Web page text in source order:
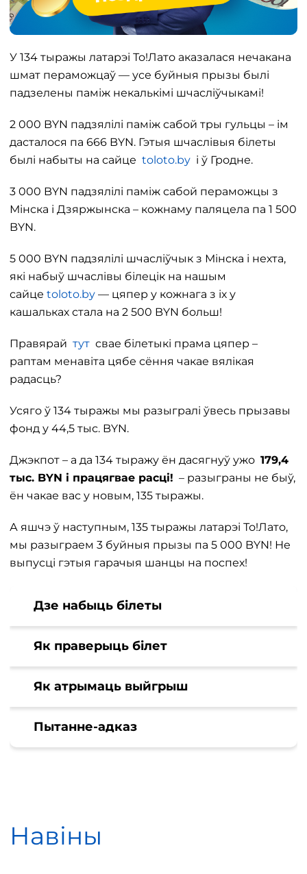
У 134 тыражы латарэі То!Лато аказалася нечакана
шмат пераможцаў — усе буйныя прызы былі
падзелены паміж некалькімі шчасліўчыкамі!
2 000 BYN падзялілі паміж сабой тры гульцы – ім
дасталося па 666 BYN. Гэтыя шчаслівыя білеты
былі набыты на сайце toloto.by і ў Гродне.
3 000 BYN падзялілі паміж сабой пераможцы з
Мінска і Дзяржынска – кожнаму паляцела па 1 500
BYN.
5 000 BYN падзялілі шчасліўчык з Мінска і нехта,
які набыў шчаслівы білецік на нашым
сайце toloto.by — цяпер у кожнага з іх у
кашальках стала на 2 500 BYN больш!
Правярай тут свае білетыкі прама цяпер –
раптам менавіта цябе сёння чакае вялікая
радасць?
Усяго ў 134 тыражы мы разыгралі ўвесь прызавы
фонд у 44,5 тыс. BYN.
Джэкпот – а да 134 тыражу ён дасягнуў ужо 179,4
тыс. BYN і працягвае расці! – разыграны не быў,
ён чакае вас у новым, 135 тыражы.
А яшчэ ў наступным, 135 тыражы латарэі То!Лато,
мы разыграем 3 буйныя прызы па 5 000 BYN! Не
выпусці гэтыя гарачыя шанцы на поспех!
Дзе набыць білеты
Як праверыць білет
Як атрымаць выйгрыш
Пытанне-адказ
Навіны